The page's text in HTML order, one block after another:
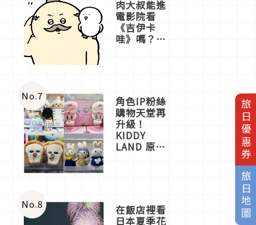
旅日優惠券
旅日地圖
肉大叔能進
電影院看
《吉伊卡
哇》嗎？日
一同給出了
答案
No.7 角色IP粉絲
購物天堂再
升級！
KIDDY
LAND 原宿
店3分即達
No.8 在飯店裡看
日本夏季花